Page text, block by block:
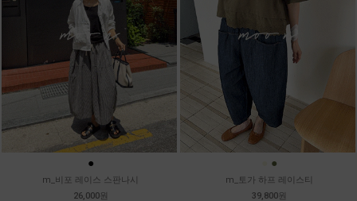
●
m_비포 레이스 스판나시
26,000원
●
m_토가 하프 레이스티
39,800원